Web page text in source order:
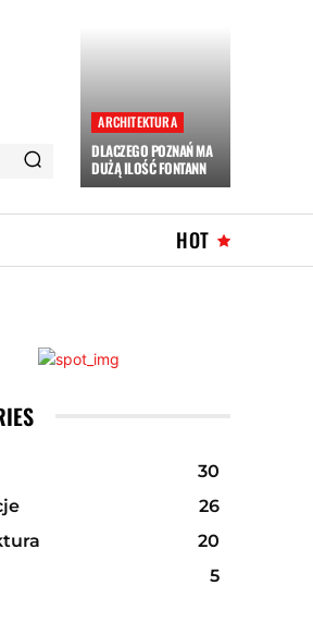
ARCHITEKTURA
DLACZEGO POZNAŃ MA
DUŻĄ ILOŚĆ FONTANN
HOT
30
26
20
5